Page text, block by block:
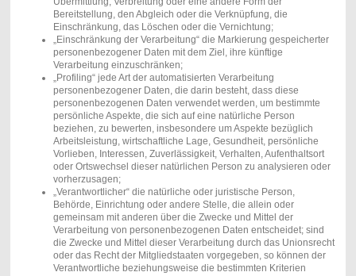
Bereitstellung, den Abgleich oder die Verknüpfung, die
Einschränkung, das Löschen oder die Vernichtung;
„Einschränkung der Verarbeitung“ die Markierung gespeicherter
personenbezogener Daten mit dem Ziel, ihre künftige
Verarbeitung einzuschränken;
„Profiling“ jede Art der automatisierten Verarbeitung
personenbezogener Daten, die darin besteht, dass diese
personenbezogenen Daten verwendet werden, um bestimmte
persönliche Aspekte, die sich auf eine natürliche Person
beziehen, zu bewerten, insbesondere um Aspekte bezüglich
Arbeitsleistung, wirtschaftliche Lage, Gesundheit, persönliche
Vorlieben, Interessen, Zuverlässigkeit, Verhalten, Aufenthaltsort
oder Ortswechsel dieser natürlichen Person zu analysieren oder
vorherzusagen;
„Verantwortlicher“ die natürliche oder juristische Person,
Behörde, Einrichtung oder andere Stelle, die allein oder
gemeinsam mit anderen über die Zwecke und Mittel der
Verarbeitung von personenbezogenen Daten entscheidet; sind
die Zwecke und Mittel dieser Verarbeitung durch das Unionsrecht
oder das Recht der Mitgliedstaaten vorgegeben, so können der
Verantwortliche beziehungsweise die bestimmten Kriterien